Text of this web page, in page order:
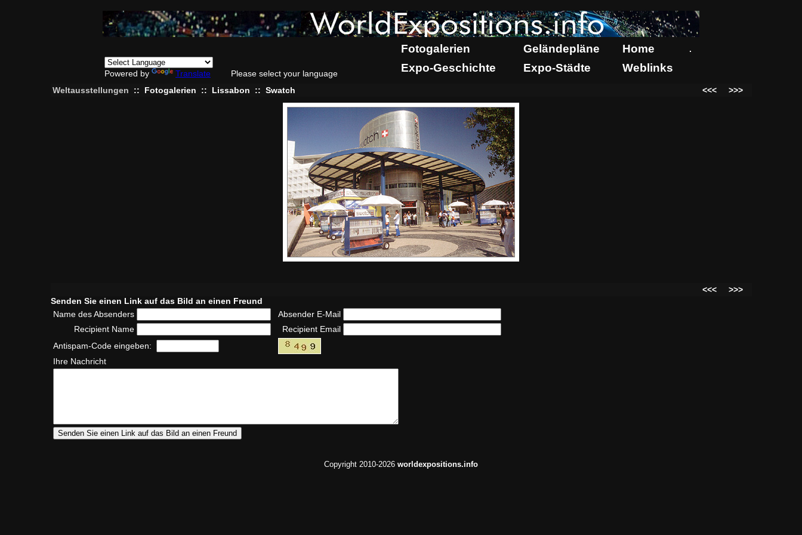
Powered by Translate Please select your language
Fotogalerien Geländepläne Home .
Expo-Geschichte Expo-Städte Weblinks
Weltausstellungen :: Fotogalerien :: Lissabon :: Swatch <<< >>>
<<<
>>>
Senden Sie einen Link auf das Bild an einen Freund
Name des Absenders
Absender E-Mail
Recipient Name
Recipient Email
Antispam-Code eingeben:
Ihre Nachricht
Copyright 2010-2026 worldexpositions.info